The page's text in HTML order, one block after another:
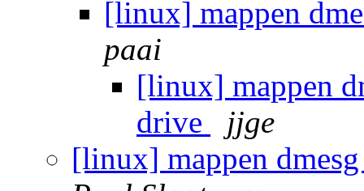
[linux] mappen
paai
[linux] mappen
drive
jjge
[linux] mappen